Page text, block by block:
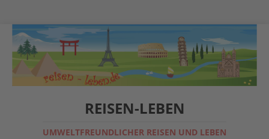
REISEN-LEBEN
UMWELTFREUNDLICHER REISEN UND LEBEN